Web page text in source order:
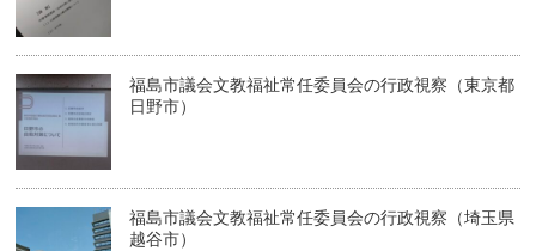
福島市議会文教福祉常任委員会の行政視察（東京都
日野市）
福島市議会文教福祉常任委員会の行政視察（埼玉県
越谷市）